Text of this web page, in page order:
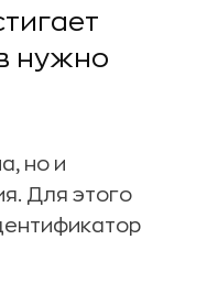
нужно
но и
Для этого